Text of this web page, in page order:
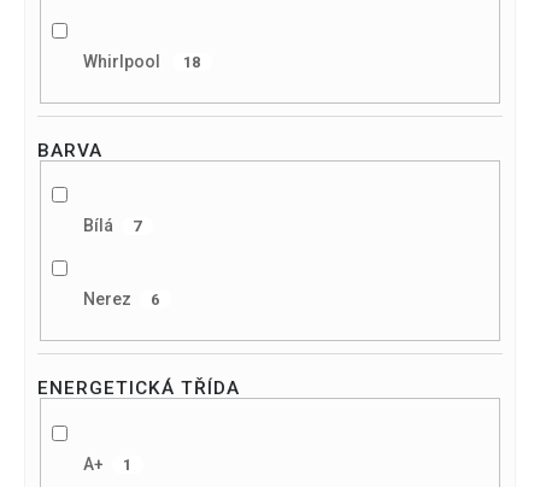
Whirlpool 18
BARVA
Bílá 7
Nerez 6
ENERGETICKÁ TŘÍDA
A+ 1